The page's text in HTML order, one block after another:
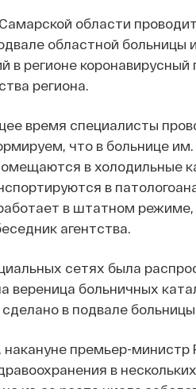
области
областной
в регионе коронавирусный
региона.
время специалисты
что в больнице
в холодильные
в
в штатном
агентства.
сетях была
вереница больничных
в подвале
премьер-
в